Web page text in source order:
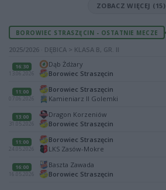
ZOBACZ WIĘCEJ (15)
BOROWIEC STRASZĘCIN - OSTATNIE MECZE
2025/2026 · DĘBICA > KLASA B, GR. II
16:30
13.06.2026
Dąb Żdżary
Borowiec Straszęcin
11:00
07.06.2026
Borowiec Straszęcin
Kamieniarz II Golemki
13:00
31.05.2026
Dragon Korzeniów
Borowiec Straszęcin
11:00
24.05.2026
Borowiec Straszęcin
LKS Zasów-Mokre
16:00
16.05.2026
Baszta Zawada
Borowiec Straszęcin